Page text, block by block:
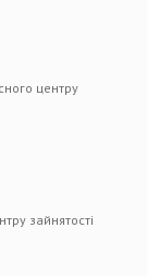
центру
зайнятості